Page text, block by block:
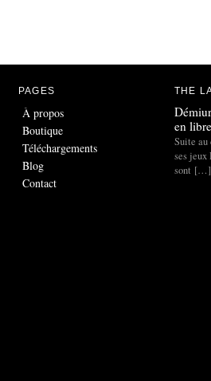
PAGES
À propos
Boutique
Téléchargements
Blog
Contact
THE
en
Suite au
ses jeux
sont […]